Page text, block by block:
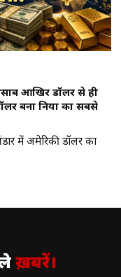
आखिर डॉलर से ही
बना दुनिया का सबसे
में अमेरिकी डॉलर का
ख़बरें।